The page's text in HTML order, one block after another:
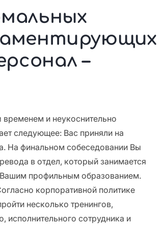
–
и неукоснительно
следующее: Вас приняли на
На финальном собеседовании Вы
в отдел, который занимается
профильным образованием.
корпоративной политике
несколько тренингов,
исполнительного сотрудника и